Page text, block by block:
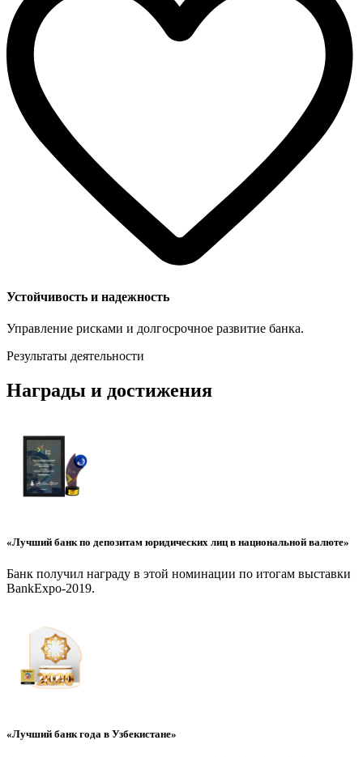
Устойчивость и надежность
Управление рисками и долгосрочное развитие банка.
Результаты деятельности
Награды и достижения
«Лучший банк по депозитам юридических лиц в национальной валюте»
Банк получил награду в этой номинации по итогам выставки
BankExpo-2019.
«Лучший банк года в Узбекистане»